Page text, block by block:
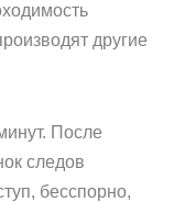
другие
После
следов
бесспорно,